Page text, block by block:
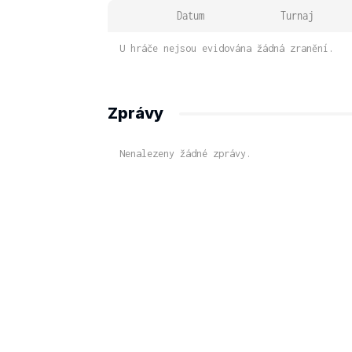
Datum Turnaj
U hráče nejsou evidována žádná zranění.
Zprávy
Nenalezeny žádné zprávy.